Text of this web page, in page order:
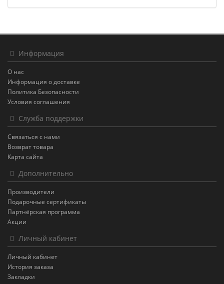
Информация
О нас
Информация о доставке
Политика Безопасности
Условия соглашения
Служба поддержки
Связаться с нами
Возврат товара
Карта сайта
Дополнительно
Производители
Подарочные сертификаты
Партнёрская программа
Акции
Личный кабинет
Личный кабинет
История заказа
Закладки